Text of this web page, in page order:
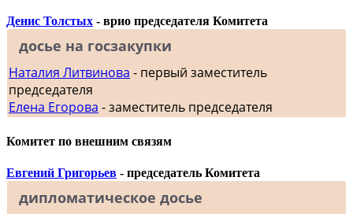
Денис Толстых - врио председателя Комитета
досье на госзакупки
Наталия Литвинова - первый заместитель
председателя
Елена Егорова - заместитель председателя
Комитет по внешним связям
Евгений Григорьев - председатель Комитета
дипломатическое досье